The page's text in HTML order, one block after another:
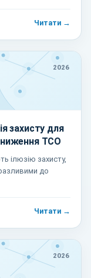
Читати →
2026
захисту для
TCO
ілюзію захисту,
до
Читати →
2026